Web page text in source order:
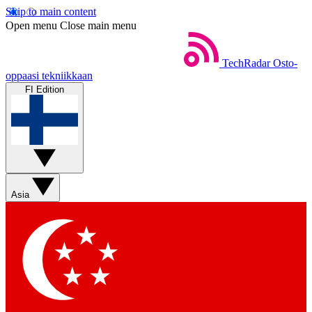
Skip to main content
Open menu Close main menu
TechRadar Osto-
oppaasi tekniikkaan
FI Edition
Asia